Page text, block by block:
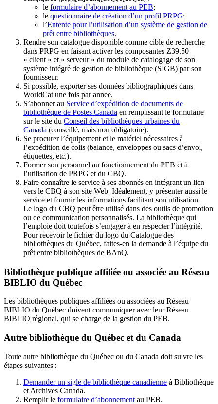
le formulaire d’abonnement au PEB;
le questionnaire de création d’un profil PRPG;
l’Entente pour l’utilisation d’un système de gestion de
prêt entre bibliothèques.
Rendre son catalogue disponible comme cible de recherche
dans PRPG en faisant activer les composantes Z39.50
« client » et « serveur » du module de catalogage de son
système intégré de gestion de bibliothèque (SIGB) par son
fournisseur.
Si possible, exporter ses données bibliographiques dans
WorldCat une fois par année.
S’abonner au Service d’expédition de documents de
bibliothèque de Postes Canada en remplissant le formulaire
sur le site du Conseil des bibliothèques urbaines du
Canada (conseillé, mais non obligatoire).
Se procurer l’équipement et le matériel nécessaires à
l’expédition de colis (balance, enveloppes ou sacs d’envoi,
étiquettes, etc.).
Former son personnel au fonctionnement du PEB et à
l’utilisation de PRPG et du CBQ.
Faire connaître le service à ses abonnés en intégrant un lien
vers le CBQ à son site Web. Idéalement, y présenter aussi le
service et fournir les informations facilitant son utilisation.
Le logo du CBQ peut être utilisé dans des outils de promotion
ou de communication personnalisés. La bibliothèque qui
l’emploie doit toutefois s’engager à en respecter l’intégrité.
Pour recevoir le fichier du logo du Catalogue des
bibliothèques du Québec, faites-en la demande à l’équipe du
prêt entre bibliothèques de BAnQ.
Bibliothèque publique affiliée ou associée au Réseau
BIBLIO du Québec
Les bibliothèques publiques affiliées ou associées au Réseau
BIBLIO du Québec doivent communiquer avec leur Réseau
BIBLIO régional, qui se charge de la gestion du PEB.
Autre bibliothèque du Québec et du Canada
Toute autre bibliothèque du Québec ou du Canada doit suivre les
étapes suivantes :
Demander un sigle de bibliothèque canadienne à Bibliothèque
et Archives Canada.
Remplir le formulaire d’abonnement au PEB.